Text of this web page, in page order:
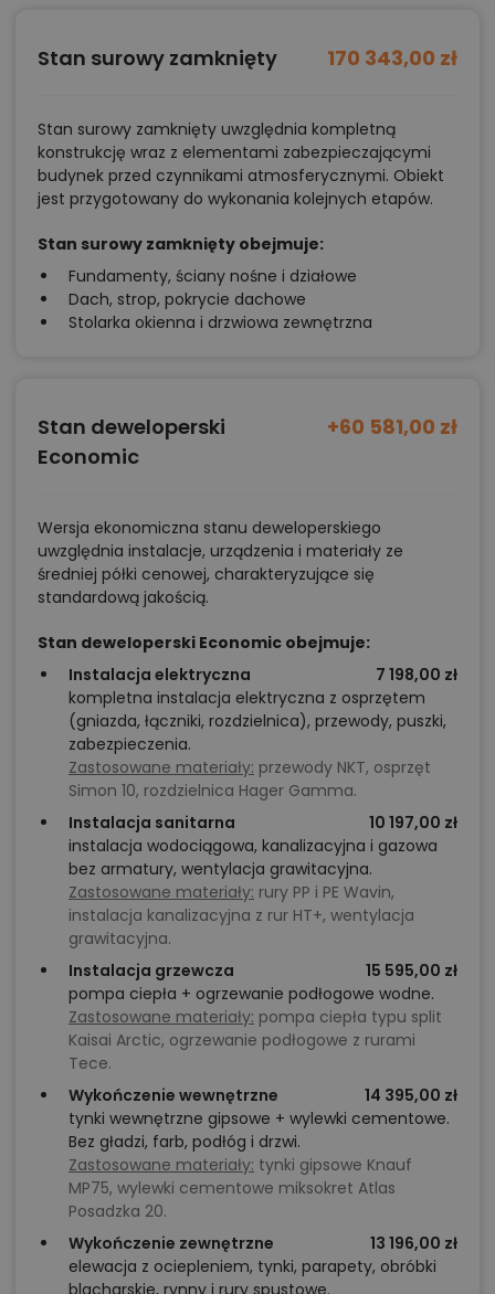
Stan surowy zamknięty 170 343,00 zł
Stan surowy zamknięty uwzględnia kompletną
konstrukcję wraz z elementami zabezpieczającymi
budynek przed czynnikami atmosferycznymi. Obiekt
jest przygotowany do wykonania kolejnych etapów.
Stan surowy zamknięty obejmuje:
Fundamenty, ściany nośne i działowe
Dach, strop, pokrycie dachowe
Stolarka okienna i drzwiowa zewnętrzna
Stan deweloperski
Economic
+60 581,00 zł
Wersja ekonomiczna stanu deweloperskiego
uwzględnia instalacje, urządzenia i materiały ze
średniej półki cenowej, charakteryzujące się
standardową jakością.
Stan deweloperski Economic obejmuje:
Instalacja elektryczna
7 198,00 zł
kompletna instalacja elektryczna z osprzętem
(gniazda, łączniki, rozdzielnica), przewody, puszki,
zabezpieczenia.
Zastosowane materiały: przewody NKT, osprzęt
Simon 10, rozdzielnica Hager Gamma.
Instalacja sanitarna
10 197,00 zł
instalacja wodociągowa, kanalizacyjna i gazowa
bez armatury, wentylacja grawitacyjna.
Zastosowane materiały: rury PP i PE Wavin,
instalacja kanalizacyjna z rur HT+, wentylacja
grawitacyjna.
Instalacja grzewcza
15 595,00 zł
pompa ciepła + ogrzewanie podłogowe wodne.
Zastosowane materiały: pompa ciepła typu split
Kaisai Arctic, ogrzewanie podłogowe z rurami
Tece.
Wykończenie wewnętrzne
14 395,00 zł
tynki wewnętrzne gipsowe + wylewki cementowe.
Bez gładzi, farb, podłóg i drzwi.
Zastosowane materiały: tynki gipsowe Knauf
MP75, wylewki cementowe miksokret Atlas
Posadzka 20.
Wykończenie zewnętrzne
13 196,00 zł
elewacja z ociepleniem, tynki, parapety, obróbki